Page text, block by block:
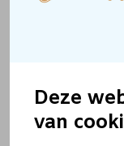
Deze
van